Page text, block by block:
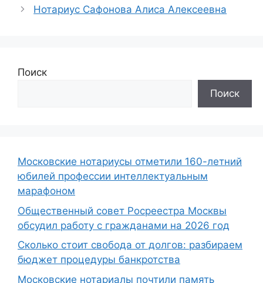
Нотариус Сафонова Алиса Алексеевна
Поиск
Поиск
Московские нотариусы отметили 160-летний
юбилей профессии интеллектуальным
марафоном
Общественный совет Росреестра Москвы
обсудил работу с гражданами на 2026 год
Сколько стоит свобода от долгов: разбираем
бюджет процедуры банкротства
Московские нотариалы почтили память